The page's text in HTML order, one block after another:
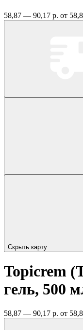
58,87 — 90,17 р. от
Скрыть карту
Topicrem
гель, 500
58,87 — 90,17 р. от